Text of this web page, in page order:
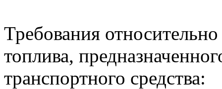
Требования
топлива,
транспортного средства: